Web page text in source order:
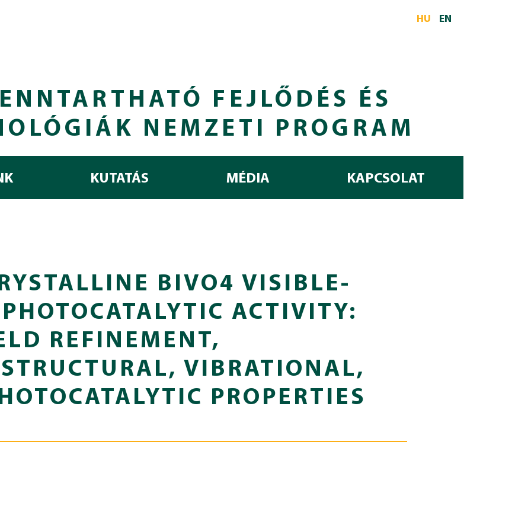
HU
EN
FEJLŐDÉS ÉS
NEMZETI PROGRAM
KUTATÁS MÉDIA KAPCSOLAT
BIVO4 VISIBLE-
ACTIVITY:
REFINEMENT,
VIBRATIONAL,
PROPERTIES